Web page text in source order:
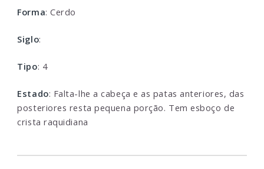
Forma: Cerdo
Siglo:
Tipo: 4
Estado: Falta-lhe a cabeça e as patas anteriores, das
posteriores resta pequena porção. Tem esboço de
crista raquidiana